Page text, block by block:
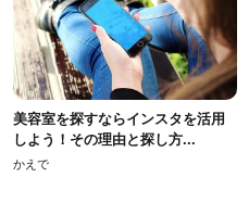
美容室を探すならインスタを活用
しよう！その理由と探し方...
かえで